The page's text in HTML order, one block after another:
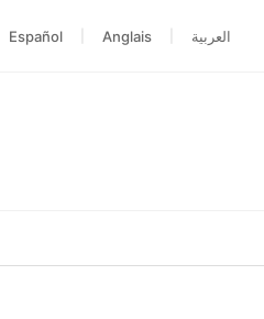
Español Anglais العربية